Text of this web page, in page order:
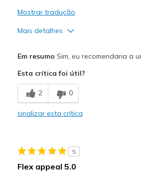
Mostrar tradução
Mais detalhes
Comfortable
Durable
Need Break In
Em resumo Sim, eu recomendaria a
Esta crítica foi útil?
2 0
sinalizar esta crítica
5
Flex appeal 5.0